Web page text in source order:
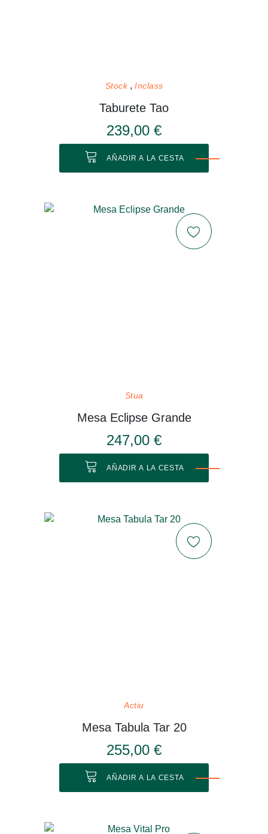
Stock Inclass
Taburete Tao
239,00 €
AÑADIR A LA CESTA
Stua
Mesa Eclipse Grande
247,00 €
AÑADIR A LA CESTA
Actiu
Mesa Tabula Tar 20
255,00 €
AÑADIR A LA CESTA